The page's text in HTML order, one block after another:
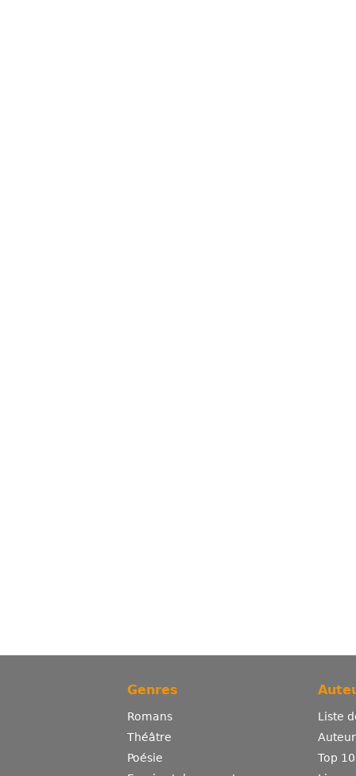
Genres
Romans
Théâtre
Poésie
Liste
Top